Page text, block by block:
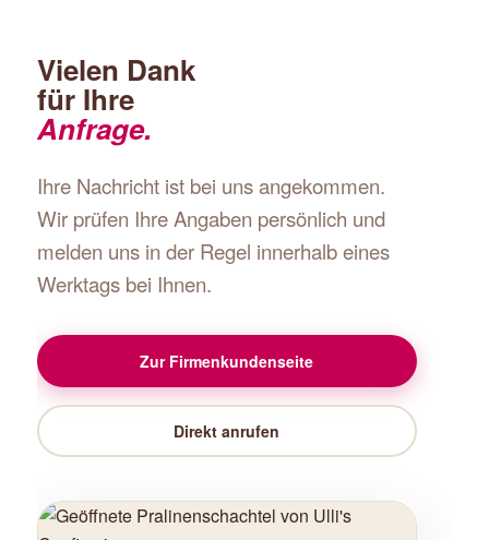
Vielen Dank
für Ihre
Anfrage.
Ihre Nachricht ist bei uns angekommen.
Wir prüfen Ihre Angaben persönlich und
melden uns in der Regel innerhalb eines
Werktags bei Ihnen.
Zur Firmenkundenseite
Direkt anrufen